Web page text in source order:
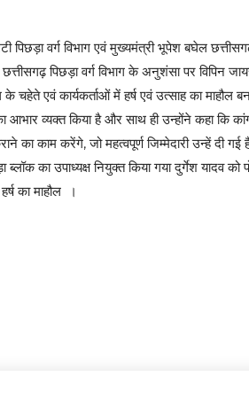
वर्ग विभाग एवं मुख्यमंत्री भूपेश बघेल
पिछड़ा वर्ग विभाग के अनुशंसा पर विपिन
चहेते एवं कार्यकर्ताओं में हर्ष एवं उत्साह का माहौल
व्यक्त किया है और साथ ही उन्होंने कहा कि
का काम करेंगे, जो महत्वपूर्ण जिम्मेदारी उन्हें दी गई है
का उपाध्यक्ष नियुक्त किया गया दुर्गेश यादव को
का माहौल ।